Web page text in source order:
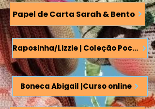
Papel de Carta Sarah & Bento
Raposinha/Lizzie | Coleção Pocket
Boneca Abigail |Curso online